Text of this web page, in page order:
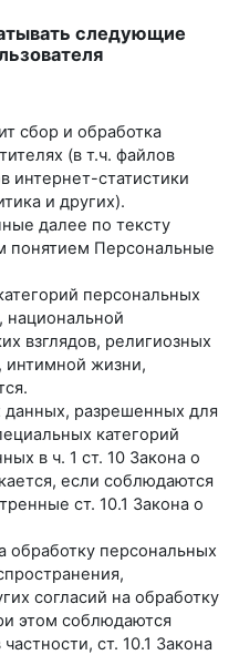
следующие
сбор и обработка
(в т.ч. файлов
интернет-статистики
и других).
далее по тексту
Персональные
персональных
национальной
взглядов, религиозных
интимной жизни,
данных, разрешенных для
категорий
в ч. 1 ст. 10 Закона о
если соблюдаются
ст. 10.1 Закона о
обработку персональных
согласий на обработку
этом соблюдаются
ст. 10.1 Закона